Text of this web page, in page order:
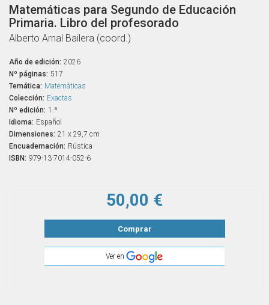
Matemáticas para Segundo de Educación
Primaria. Libro del profesorado
Alberto Arnal Bailera (coord.)
Año de edición: 2026
Nº páginas: 517
Temática: Matemáticas
Colección: Exactas
Nº edición: 1.ª
Idioma: Español
Dimensiones: 21 x 29,7 cm
Encuadernación: Rústica
ISBN: 979-13-7014-052-6
50,00 €
Comprar
Ver en